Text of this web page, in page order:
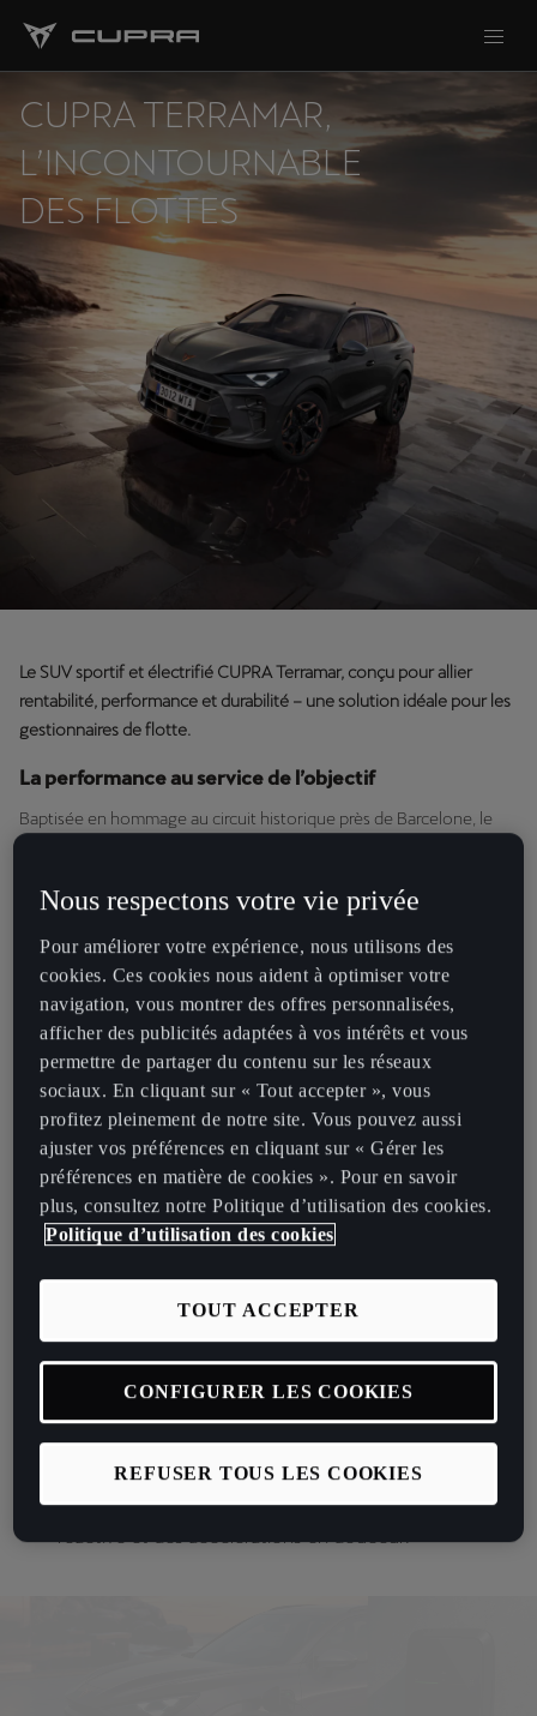
CUPRA TERRAMAR,
L’INCONTOURNABLE
DES FLOTTES
Le SUV sportif et électrifié CUPRA Terramar, conçu pour allier
rentabilité, performance et durabilité – une solution idéale pour les
gestionnaires de flotte.
La performance au service de l’objectif
Baptisée en hommage au circuit historique près de Barcelone, le
hybride avancée avec des capacités de conduite dynamiques,
Que vous recherchiez des véhicules de flotte pour vos trajets
urbains, pour des voyages longue distance, ou un mélange des
deux, le CUPRA Terramar s’adapte aux besoins de tous les
gestionnaires de flotte sans compromettre les priorités
environnementales et financières.
Une puissance flexible et durable
Le système hybride rechargeable du CUPRA Terramar est conçu
pour réduire les émissions et optimiser la consommation de
les coûts de fonctionnement.
Autonomie électrique :roulez jusqu’à 100 km en
mode électrique pour les trajets urbains ou les zones
Polyvalence hybride :combinez la puissance
électrique et essence pour les trajets plus longs.
Puissance :jusqu’à 272 ch pour une tenue de route
réactive et des accélérations en douceur.
Nous respectons votre vie privée
Pour améliorer votre expérience, nous utilisons des
cookies. Ces cookies nous aident à optimiser votre
navigation, vous montrer des offres personnalisées,
afficher des publicités adaptées à vos intérêts et vous
permettre de partager du contenu sur les réseaux
sociaux. En cliquant sur « Tout accepter », vous
profitez pleinement de notre site. Vous pouvez aussi
ajuster vos préférences en cliquant sur « Gérer les
préférences en matière de cookies ». Pour en savoir
plus, consultez notre Politique d’utilisation des cookies.
Politique d’utilisation des cookies
REFUSER TOUS LES COOKIES
TOUT ACCEPTER
CONFIGURER LES COOKIES